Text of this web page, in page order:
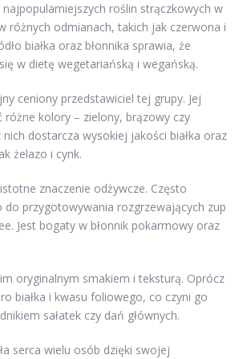
najpopularniejszych roślin strączkowych w
różnych odmianach, takich jak czerwona i
białka oraz błonnika sprawia, że
w dietę wegetariańską i wegańską.
ceniony przedstawiciel tej grupy. Jej
różne kolory – zielony, brązowy czy
dostarcza wysokiej jakości białka oraz
żelazo i cynk.
znaczenie odżywcze. Często
do przygotowywania rozgrzewających zup
Jest bogaty w błonnik pokarmowy oraz
oryginalnym smakiem i teksturą. Oprócz
białka i kwasu foliowego, co czyni go
sałatek czy dań głównych.
serca wielu osób dzięki swojej